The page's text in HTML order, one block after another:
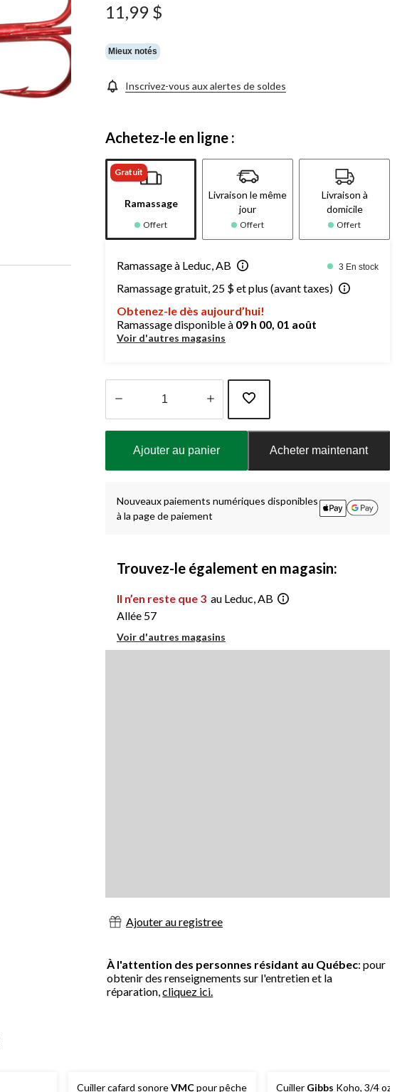
11,99 $
Mieux notés
Inscrivez-vous aux alertes de soldes
Achetez-le en ligne :
Gratuit
Ramassage
Offert
Livraison le même
jour
Offert
Livraison à
domicile
Offert
Ramassage à Leduc, AB 3 En stock
Ramassage gratuit, 25 $ et plus (avant taxes)
Obtenez-le dès aujourd’hui!
Ramassage disponible à 09 h 00, 01 août
Voir d'autres magasins
Ajouter au panier Acheter maintenant
Nouveaux paiements numériques disponibles
à la page de paiement
Trouvez-le également en magasin:
Il n’en reste que 3 au Leduc, AB
Allée 57
Voir d'autres magasins
Ajouter au registree
À l'attention des personnes résidant au Québec: pour
obtenir des renseignements sur l'entretien et la
réparation,cliquez ici.
Cuiller cafard sonoreVMCpour pêche
Cuiller Gibbs Koho, 3/4 oz